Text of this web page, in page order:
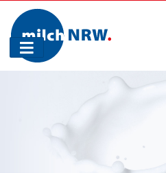
Navigation
ein-/ausblenden